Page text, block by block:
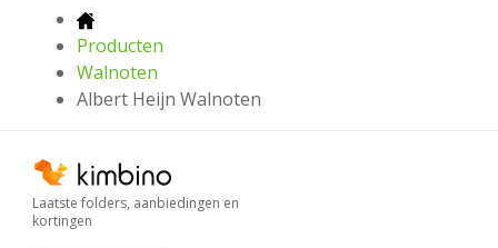
Producten
Walnoten
Albert Heijn Walnoten
Laatste folders, aanbiedingen en
kortingen